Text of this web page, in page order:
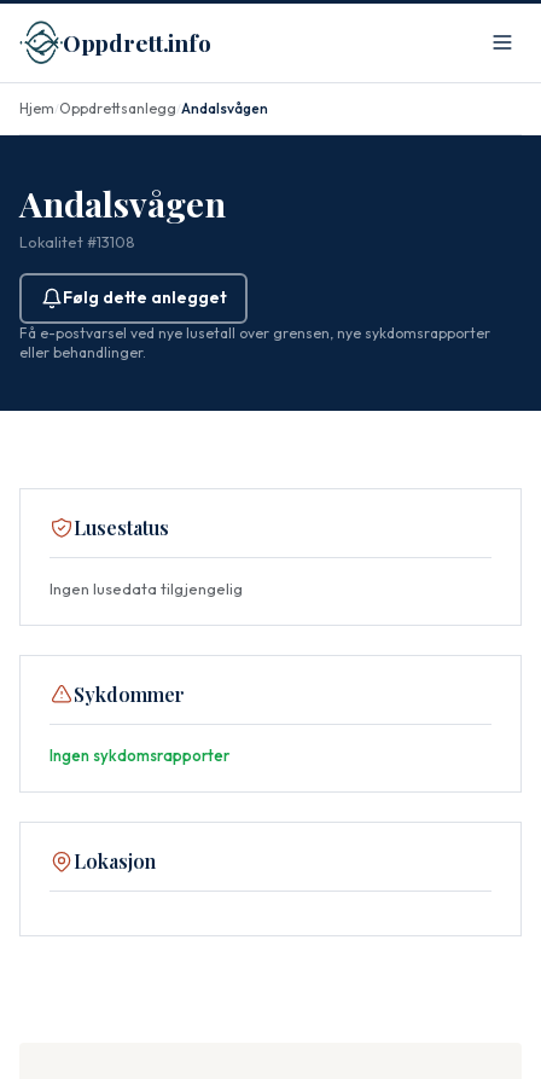
Oppdrett.info
Hjem/Oppdrettsanlegg/Andalsvågen
Andalsvågen
Lokalitet #13108
Følg dette anlegget
Få e-postvarsel ved nye lusetall over grensen, nye sykdomsrapporter
eller behandlinger.
Lusestatus
Ingen lusedata tilgjengelig
Sykdommer
Ingen sykdomsrapporter
Lokasjon